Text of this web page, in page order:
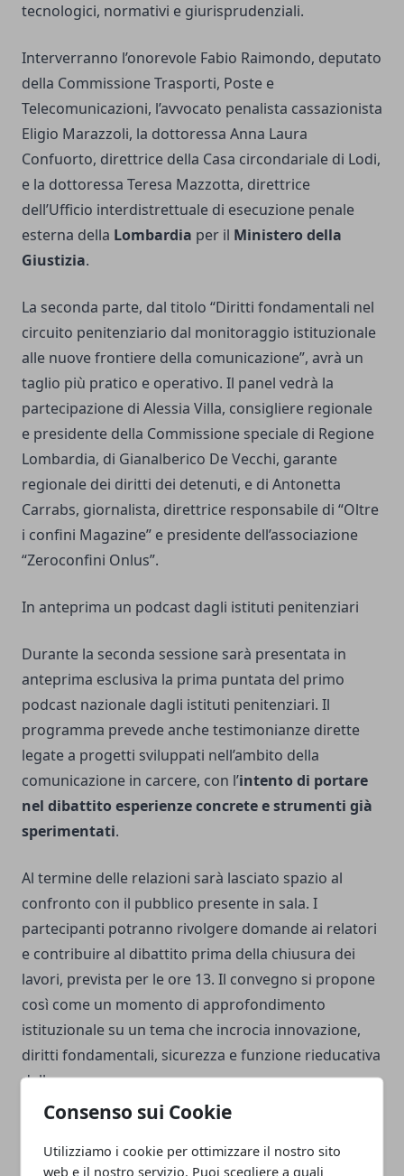
Consenso sui Cookie
Utilizziamo i cookie per ottimizzare il nostro sito
web e il nostro servizio. Puoi scegliere a quali
tecnologici, normativi e giurisprudenziali.
Interverranno l’onorevole Fabio Raimondo, deputato
della Commissione Trasporti, Poste e
Telecomunicazioni, l’avvocato penalista cassazionista
Eligio Marazzoli, la dottoressa Anna Laura
Confuorto, direttrice della Casa circondariale di Lodi,
e la dottoressa Teresa Mazzotta, direttrice
dell’Ufficio interdistrettuale di esecuzione penale
esterna della Lombardia per il Ministero della
Giustizia.
La seconda parte, dal titolo “Diritti fondamentali nel
circuito penitenziario dal monitoraggio istituzionale
alle nuove frontiere della comunicazione”, avrà un
taglio più pratico e operativo. Il panel vedrà la
partecipazione di Alessia Villa, consigliere regionale
e presidente della Commissione speciale di Regione
Lombardia, di Gianalberico De Vecchi, garante
regionale dei diritti dei detenuti, e di Antonetta
Carrabs, giornalista, direttrice responsabile di “Oltre
i confini Magazine” e presidente dell’associazione
“Zeroconfini Onlus”.
In anteprima un podcast dagli istituti penitenziari
Durante la seconda sessione sarà presentata in
anteprima esclusiva la prima puntata del primo
podcast nazionale dagli istituti penitenziari. Il
programma prevede anche testimonianze dirette
legate a progetti sviluppati nell’ambito della
comunicazione in carcere, con l’intento di portare
nel dibattito esperienze concrete e strumenti già
sperimentati.
Al termine delle relazioni sarà lasciato spazio al
confronto con il pubblico presente in sala. I
partecipanti potranno rivolgere domande ai relatori
e contribuire al dibattito prima della chiusura dei
lavori, prevista per le ore 13. Il convegno si propone
così come un momento di approfondimento
istituzionale su un tema che incrocia innovazione,
diritti fondamentali, sicurezza e funzione rieducativa
della pena.